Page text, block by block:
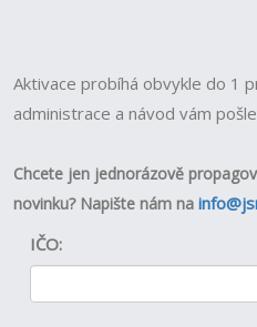
Aktivace probíhá obvykle do 1
administrace a návod vám
Chcete jen jednorázově
novinku? Napište nám na
IČO: